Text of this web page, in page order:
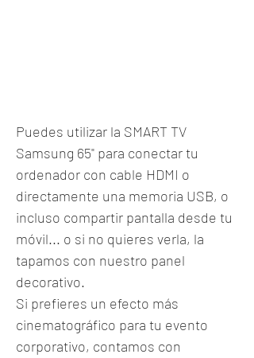
Puedes utilizar la SMART TV
Samsung 65" para conectar tu
ordenador con cable HDMI o
directamente una memoria USB, o
incluso compartir pantalla desde tu
móvil... o si no quieres verla, la
tapamos con nuestro panel
decorativo.
Si prefieres un efecto más
cinematográfico para tu evento
corporativo, contamos con